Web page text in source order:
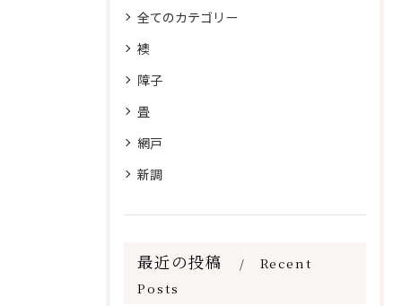
全てのカテゴリー
襖
障子
畳
網戸
新調
最近の投稿
Recent
Posts